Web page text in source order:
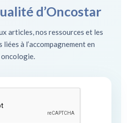
d’Oncostar
articles, nos ressources et les
à l’accompagnement en
oncologie.